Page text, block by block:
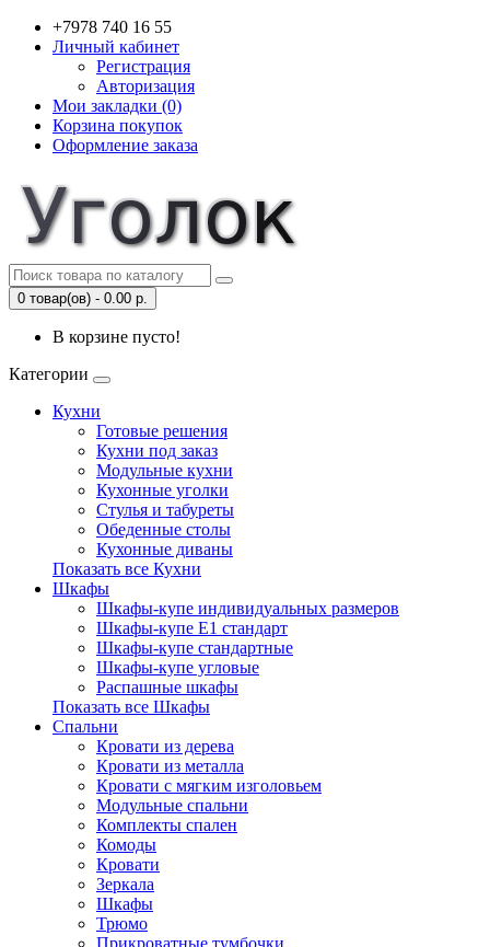
+7978 740 16 55
Личный кабинет
Регистрация
Авторизация
Мои закладки (0)
Корзина покупок
Оформление заказа
0 товар(ов) - 0.00 р.
В корзине пусто!
Категории
Кухни
Готовые решения
Кухни под заказ
Модульные кухни
Кухонные уголки
Стулья и табуреты
Обеденные столы
Кухонные диваны
Показать все Кухни
Шкафы
Шкафы-купе индивидуальных размеров
Шкафы-купе Е1 стандарт
Шкафы-купе стандартные
Шкафы-купе угловые
Распашные шкафы
Показать все Шкафы
Спальни
Кровати из дерева
Кровати из металла
Кровати с мягким изголовьем
Модульные спальни
Комплекты спален
Комоды
Кровати
Зеркала
Шкафы
Трюмо
Прикроватные тумбочки